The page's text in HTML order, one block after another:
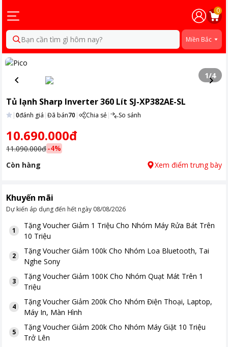
0
Bạn cần tìm gì hôm nay? Miền Bắc
1/4
Tủ lạnh Sharp Inverter 360 Lít SJ-XP382AE-SL
|0đánh giá |Đã bán70 | Chia sẻ| So sánh
10.690.000đ
11.090.000đ-4%
Còn hàng
Xem điểm trưng bày
Khuyến mãi
Dự kiến áp dụng đến hết ngày 08/08/2026
1
TặngVoucher Giảm 1 Triệu Cho Nhóm Máy Rửa Bát Trên
10 Triệu
2
TặngVoucher Giảm 100k Cho Nhóm Loa Bluetooth, Tai
Nghe Sony
3
TặngVoucher Giảm 100K Cho Nhóm Quạt Mát Trên 1
Triệu
4
TặngVoucher Giảm 200k Cho Nhóm Điện Thoại, Laptop,
Máy In, Màn Hình
5
TặngVoucher Giảm 200k Cho Nhóm Máy Giặt 10 Triệu
Trở Lên